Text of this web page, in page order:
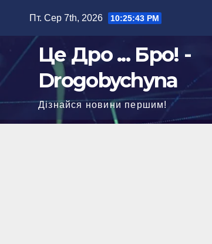
Пт. Сер 7th, 2026 10:25:44 PM
Це Дро ... Бро! -
Drogobychyna
Дізнайся новини першим!